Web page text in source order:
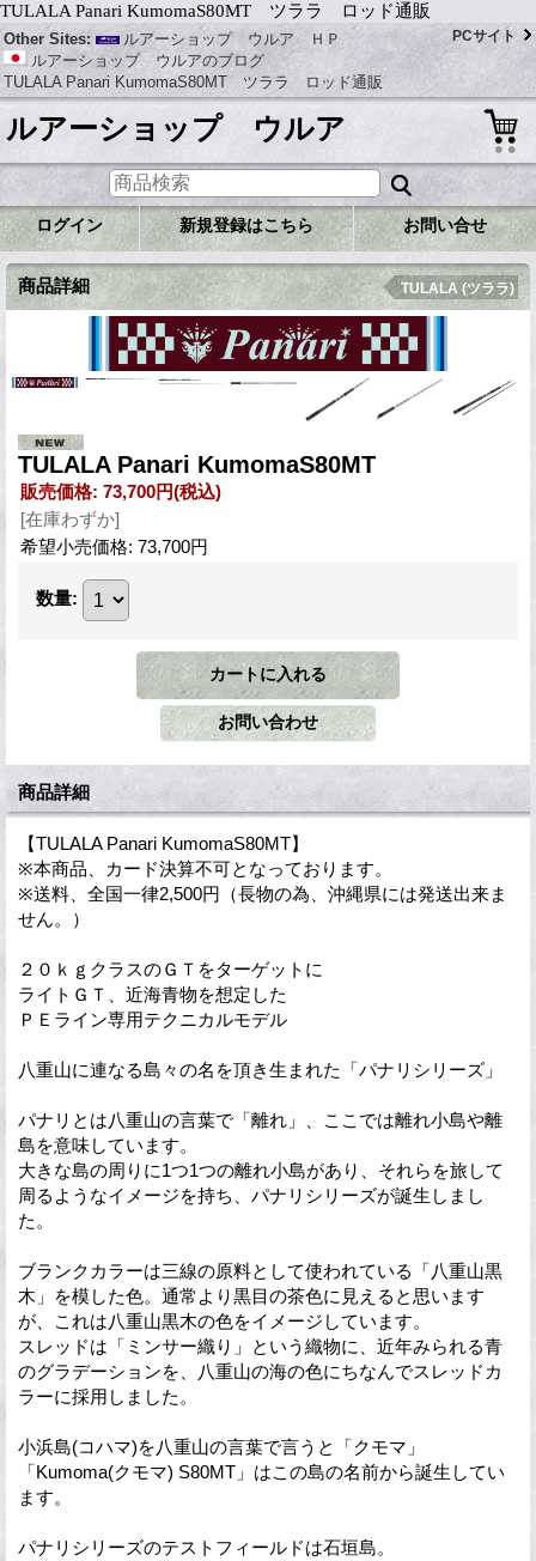
TULALA Panari KumomaS80MT ツララ ロッド通販
Other Sites:
ルアーショップ ウルア ＨＰ
ルアーショップ ウルアのブログ
TULALA Panari KumomaS80MT ツララ ロッド通販
PCサイト
ルアーショップ ウルア
ログイン 新規登録はこちら お問い合せ
商品詳細 TULALA (ツララ)
TULALA Panari KumomaS80MT
販売価格: 73,700円(税込)
[在庫わずか]
希望小売価格: 73,700円
数量:
商品詳細
【TULALA Panari KumomaS80MT】
※本商品、カード決算不可となっております。
※送料、全国一律2,500円（長物の為、沖縄県には発送出来ま
せん。）
２０ｋｇクラスのＧＴをターゲットに
ライトＧＴ、近海青物を想定した
ＰＥライン専用テクニカルモデル
八重山に連なる島々の名を頂き生まれた「パナリシリーズ」
パナリとは八重山の言葉で「離れ」、ここでは離れ小島や離
島を意味しています。
大きな島の周りに1つ1つの離れ小島があり、それらを旅して
周るようなイメージを持ち、パナリシリーズが誕生しまし
た。
ブランクカラーは三線の原料として使われている「八重山黒
木」を模した色。通常より黒目の茶色に見えると思います
が、これは八重山黒木の色をイメージしています。
スレッドは「ミンサー織り」という織物に、近年みられる青
のグラデーションを、八重山の海の色にちなんでスレッドカ
ラーに採用しました。
小浜島(コハマ)を八重山の言葉で言うと「クモマ」
「Kumoma(クモマ) S80MT」はこの島の名前から誕生してい
ます。
パナリシリーズのテストフィールドは石垣島。